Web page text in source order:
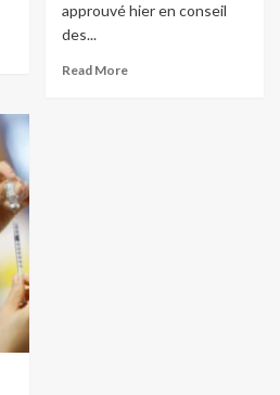
approuvé hier en conseil
des...
Read More